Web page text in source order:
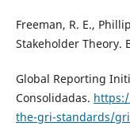
Freeman, R. E.,
Stakeholder Theory.
Global Reporting
Consolidadas.
the-gri-standards/